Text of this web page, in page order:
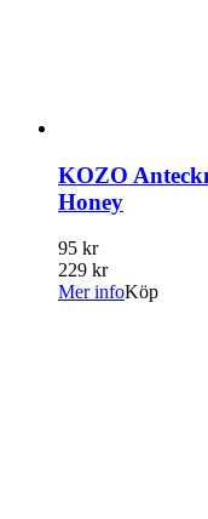
KOZO
Honey
95 kr
229 kr
Mer infoKöp